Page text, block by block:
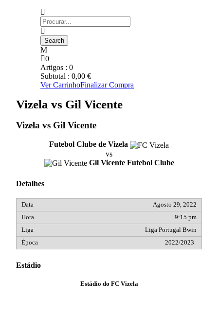
0
Artigos : 0
Subtotal : 0,00 €
Ver CarrinhoFinalizar Compra
Vizela vs Gil Vicente
Vizela vs Gil Vicente
Futebol Clube de Vizela
vs
Gil Vicente Futebol Clube
Detalhes
Agosto 29, 2022
9:15 pm
Liga Portugal Bwin
2022/2023
Estádio
Estádio do FC Vizela